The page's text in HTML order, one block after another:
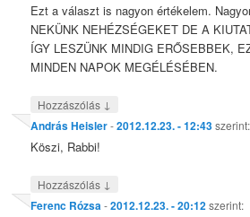
Ezt a választ is nagyon értékelem.
NEKÜNK NEHÉZSÉGEKET DE A
ÍGY LESZÜNK MINDIG ERŐSEBBEK,
MINDEN NAPOK MEGÉLÉSÉBEN.
Hozzászólás ↓
András Heisler-2012.12.23. - 12:43szerint:
Köszi, Rabbi!
Hozzászólás ↓
Ferenc Rózsa-2012.12.23. - 20:12szerint: